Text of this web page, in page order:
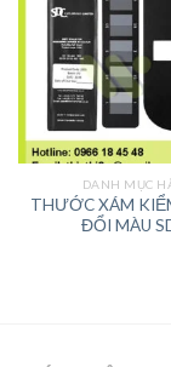
DANH MỤC
THƯỚC XÁM
ĐỔI MÀU